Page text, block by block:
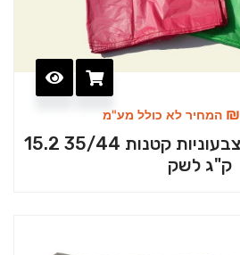
₪ המחיר לא כולל מע"מ
שקיות גופיה עבות צבעוניות קטנות 35/44 15.2
ק"ג לשק